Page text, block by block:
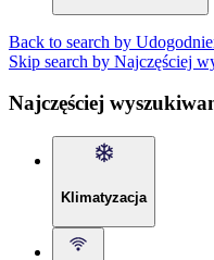
Back to search by
Skip search by Najczęściej
Najczęściej
Klimatyzacja